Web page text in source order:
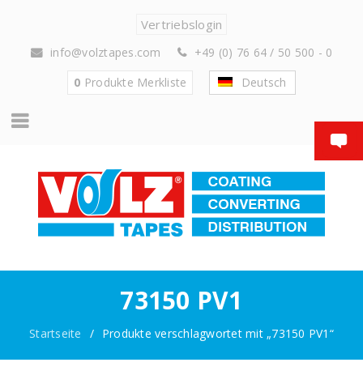
Vertriebslogin
info@volztapes.com
+49 (0) 76 64 / 50 500 - 0
0 Produkte Merkliste Deutsch
73150 PV1
Startseite / Produkte verschlagwortet mit „73150 PV1“